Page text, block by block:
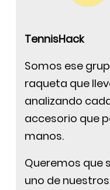
TennisHack
Somos ese
raqueta que
analizando
accesorio que
manos.
Queremos que
uno de